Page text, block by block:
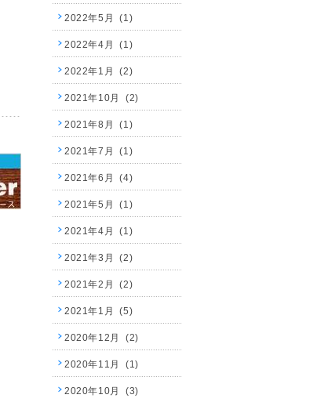
2022年5月 (1)
2022年4月 (1)
2022年1月 (2)
2021年10月 (2)
2021年8月 (1)
2021年7月 (1)
2021年6月 (4)
2021年5月 (1)
2021年4月 (1)
2021年3月 (2)
2021年2月 (2)
2021年1月 (5)
2020年12月 (2)
2020年11月 (1)
2020年10月 (3)